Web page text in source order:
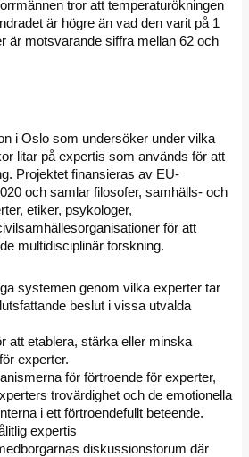
tror att temperaturökningen
är högre än vad den varit på 1
är motsvarande siffra mellan 62 och
i Oslo som undersöker under vilka
litar på expertis som används för att
Projektet finansieras av EU-
och samlar filosofer, samhälls- och
etiker, psykologer,
för att
multidisciplinär forskning.
systemen genom vilka experter tar
beslut i vissa utvalda
att etablera, stärka eller minska
experter.
för förtroende för experter,
trovärdighet och de emotionella
i ett förtroendefullt beteende.
expertis
diskussionsforum där